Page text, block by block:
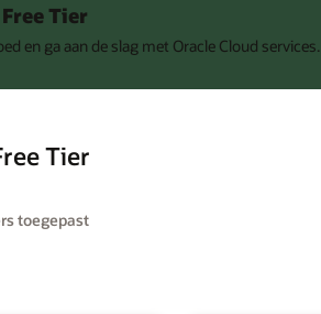
Tier
en ga aan de slag met Oracle Cloud services.
Tier
toegepast